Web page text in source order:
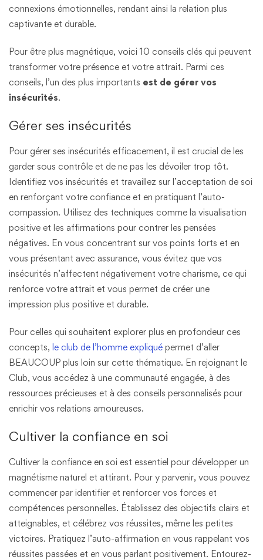
connexions émotionnelles, rendant ainsi la relation plus
captivante et durable.
Pour être plus magnétique, voici 10 conseils clés qui peuvent
transformer votre présence et votre attrait. Parmi ces
conseils, l’un des plus importants est de gérer vos
insécurités.
Gérer ses insécurités
Pour gérer ses insécurités efficacement, il est crucial de les
garder sous contrôle et de ne pas les dévoiler trop tôt.
Identifiez vos insécurités et travaillez sur l’acceptation de soi
en renforçant votre confiance et en pratiquant l’auto-
compassion. Utilisez des techniques comme la visualisation
positive et les affirmations pour contrer les pensées
négatives. En vous concentrant sur vos points forts et en
vous présentant avec assurance, vous évitez que vos
insécurités n’affectent négativement votre charisme, ce qui
renforce votre attrait et vous permet de créer une
impression plus positive et durable.
Pour celles qui souhaitent explorer plus en profondeur ces
concepts, le club de l’homme expliqué permet d’aller
BEAUCOUP plus loin sur cette thématique. En rejoignant le
Club, vous accédez à une communauté engagée, à des
ressources précieuses et à des conseils personnalisés pour
enrichir vos relations amoureuses.
Cultiver la confiance en soi
Cultiver la confiance en soi est essentiel pour développer un
magnétisme naturel et attirant. Pour y parvenir, vous pouvez
commencer par identifier et renforcer vos forces et
compétences personnelles. Établissez des objectifs clairs et
atteignables, et célébrez vos réussites, même les petites
victoires. Pratiquez l’auto-affirmation en vous rappelant vos
réussites passées et en vous parlant positivement. Entourez-